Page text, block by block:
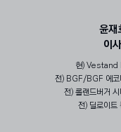
윤재
​이사
현) Vestand
전) BGF/BGF 에코
전) 롤랜드버거
전) 딜로이트